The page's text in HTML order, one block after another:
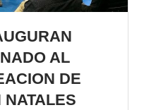
AL
DE
NATALES